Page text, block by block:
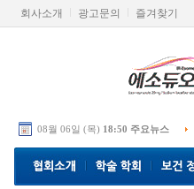
회사소개 광고문의 즐겨찾기
08월 06일 (목) 18:50 주요뉴스